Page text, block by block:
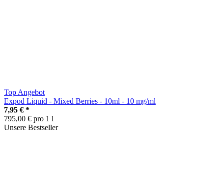
Top Angebot
Expod Liquid - Mixed Berries - 10ml - 10 mg/ml
7,95 € *
795,00 € pro 1 l
Unsere Bestseller